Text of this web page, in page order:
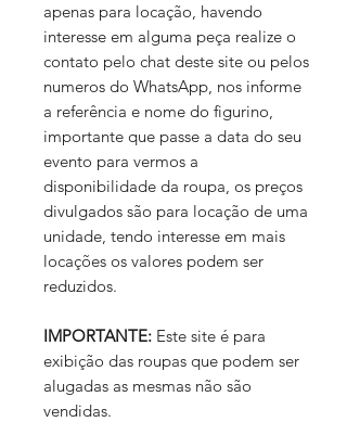
apenas para locação, havendo
interesse em alguma peça realize o
contato pelo chat deste site ou pelos
numeros do WhatsApp, nos informe
a referência e nome do figurino,
importante que passe a data do seu
evento para vermos a
disponibilidade da roupa, os preços
divulgados são para locação de uma
unidade, tendo interesse em mais
locações os valores podem ser
reduzidos.
IMPORTANTE: Este site é para
exibição das roupas que podem ser
alugadas as mesmas não são
vendidas.